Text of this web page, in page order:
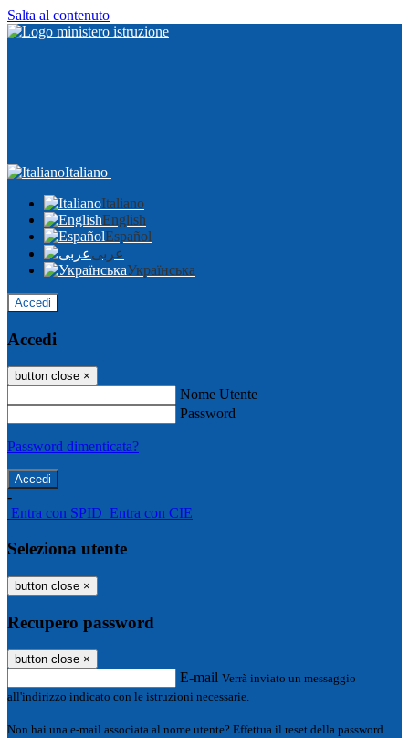
Salta al contenuto
Italiano
Italiano
English
Español
عربى
Українська
Accedi
Accedi
button close ×
Nome Utente
Password
Password dimenticata?
-
Entra con SPID Entra con CIE
Seleziona utente
button close ×
Recupero password
button close ×
E-mail Verrà inviato un messaggio
all'indirizzo indicato con le istruzioni necessarie.
Non hai una e-mail associata al nome utente? Effettua il reset della password